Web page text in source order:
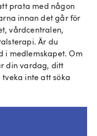
prata med någon
innan det går för
vårdcentralen,
Är du
i medlemskapet. Om
din vardag, ditt
inte att söka